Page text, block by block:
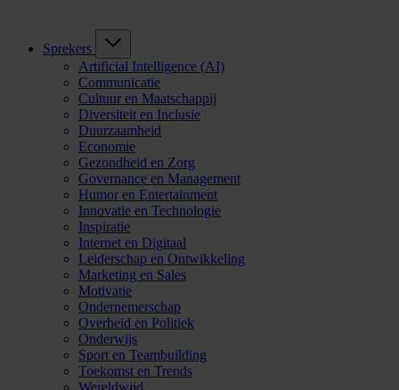
Sprekers
Artificial Intelligence (AI)
Communicatie
Cultuur en Maatschappij
Diversiteit en Inclusie
Duurzaamheid
Economie
Gezondheid en Zorg
Governance en Management
Humor en Entertainment
Innovatie en Technologie
Inspiratie
Internet en Digitaal
Leiderschap en Ontwikkeling
Marketing en Sales
Motivatie
Ondernemerschap
Overheid en Politiek
Onderwijs
Sport en Teambuilding
Toekomst en Trends
Wereldwijd